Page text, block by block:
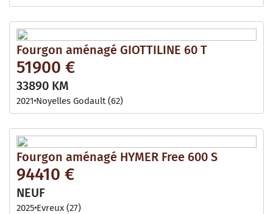
Fourgon aménagé GIOTTILINE 60 T
51900 €
33890 KM
2021 Noyelles Godault (62)
Fourgon aménagé HYMER Free 600 S
94410 €
NEUF
2025 Evreux (27)